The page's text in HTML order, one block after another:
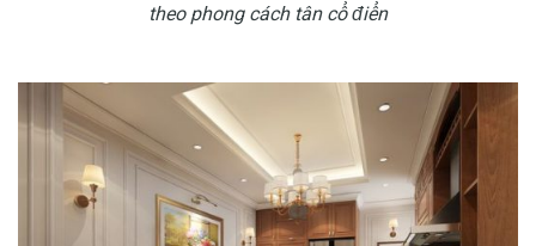
theo phong cách tân cổ điển